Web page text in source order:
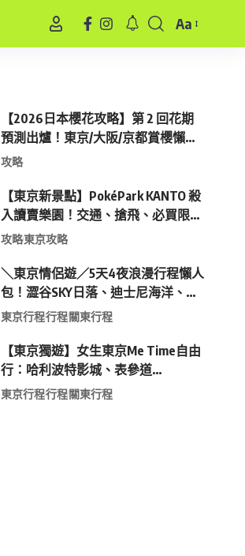
Font
Aa
【2026日本櫻花攻略】第 2 回花期
預測出爐！東京/大阪/京都賞櫻懶人
包 (附最新時間表)
攻略
【東京新景點】PokéPark KANTO 殺
入讀賣樂園！交通、搶飛、必買限定
周邊全攻略
攻略東京攻略
＼東京情侶遊／5天4夜浪漫行程懶人
包！澀谷SKY日落、迪士尼海洋、中
目黑高質感咖啡廳全收錄
東京行程行程關東行程
【東京獨遊】女生東京Me Time自由
行：哈利波特影城、表參道
Shopping 與下北澤尋寶5日4夜慢活
東京行程行程關東行程